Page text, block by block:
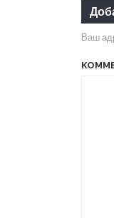
Ваш